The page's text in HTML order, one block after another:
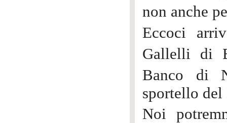
non anche
Eccoci
Gallelli di
Banco di
sportello
Noi